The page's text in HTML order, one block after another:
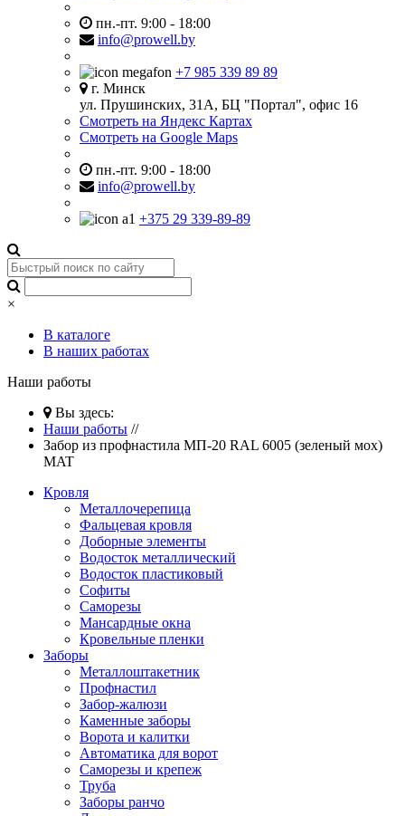
пн.-пт. 9:00 - 18:00
info@prowell.by
+7 985 339 89 89
г. Минск
ул. Прушинских, 31А, БЦ "Портал", офис 16
Смотреть на Яндекс Картах
Смотреть на Google Maps
пн.-пт. 9:00 - 18:00
info@prowell.by
+375 29 339-89-89
×
В каталоге
В наших работах
Наши работы
Вы здесь:
Наши работы //
Забор из профнастила МП-20 RAL 6005 (зеленый мох)
MAT
Кровля
Металлочерепица
Фальцевая кровля
Доборные элементы
Водосток металлический
Водосток пластиковый
Софиты
Саморезы
Мансардные окна
Кровельные пленки
Заборы
Металлоштакетник
Профнастил
Забор-жалюзи
Каменные заборы
Ворота и калитки
Автоматика для ворот
Саморезы и крепеж
Труба
Заборы ранчо